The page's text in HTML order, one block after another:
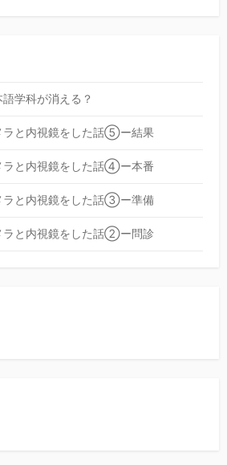
学科が消える？
ラと内視鏡をした話⑤ー結果
ラと内視鏡をした話④ー本番
ラと内視鏡をした話③ー準備
ラと内視鏡をした話②ー問診